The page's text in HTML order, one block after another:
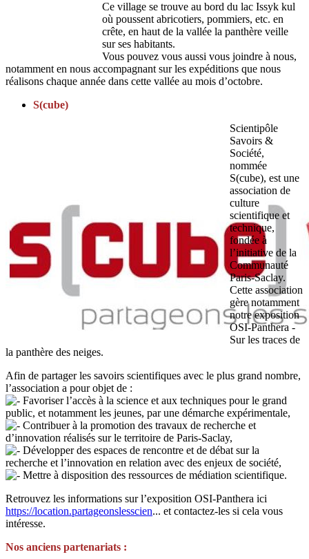
Ce village se trouve au bord du lac Issyk kul
où poussent abricotiers, pommiers, etc. en
crête, en haut de la vallée la panthère veille
sur ses habitants.
Vous pouvez vous aussi vous joindre à nous,
notamment en nous accompagnant sur les expéditions que nous
réalisons chaque année dans cette vallée au mois d’octobre.
S(cube)
Scientipôle
Savoirs &
Société,
nommée
S(cube), est une
association de
culture
scientifique et
technique,
fondée à
l’initiative de la
Communauté
Paris-Saclay.
Cette association
gère notamment
notre exposition
OSI-Panthera -
Sur les traces de
la panthère des neiges.
Afin de partager les savoirs scientifiques avec le plus grand nombre,
l’association a pour objet de :
Favoriser l’accès à la science et aux techniques pour le grand
public, et notamment les jeunes, par une démarche expérimentale,
Contribuer à la promotion des travaux de recherche et
d’innovation réalisés sur le territoire de Paris-Saclay,
Développer des espaces de rencontre et de débat sur la
recherche et l’innovation en relation avec des enjeux de société,
Mettre à disposition des ressources de médiation scientifique.
Retrouvez les informations sur l’exposition OSI-Panthera ici
https://location.partageonslesscien... et contactez-les si cela vous
intéresse.
Nos anciens partenariats :